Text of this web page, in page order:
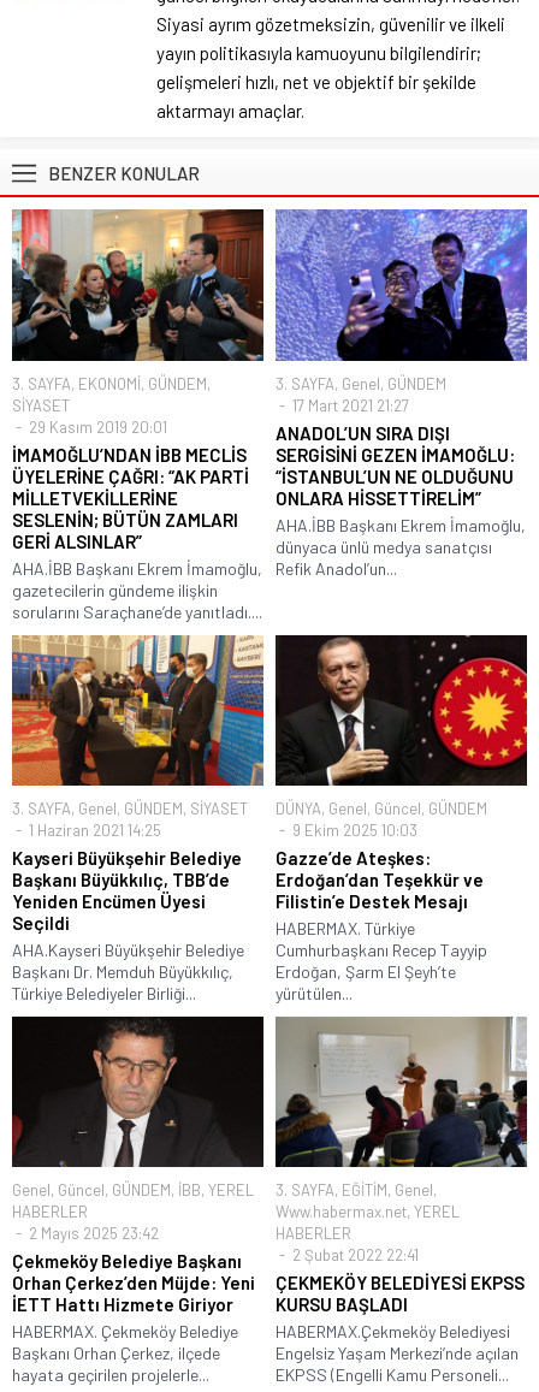
Siyasi ayrım gözetmeksizin, güvenilir ve ilkeli
yayın politikasıyla kamuoyunu bilgilendirir;
gelişmeleri hızlı, net ve objektif bir şekilde
aktarmayı amaçlar.
BENZER KONULAR
3. SAYFA, EKONOMİ, GÜNDEM,
SİYASET
29 Kasım 2019 20:01
İMAMOĞLU’NDAN İBB MECLİS
ÜYELERİNE ÇAĞRI: “AK PARTİ
MİLLETVEKİLLERİNE
SESLENİN; BÜTÜN ZAMLARI
GERİ ALSINLAR”
AHA.İBB Başkanı Ekrem İmamoğlu,
gazetecilerin gündeme ilişkin
sorularını Saraçhane’de yanıtladı....
3. SAYFA, Genel, GÜNDEM
17 Mart 2021 21:27
ANADOL’UN SIRA DIŞI
SERGİSİNİ GEZEN İMAMOĞLU:
“İSTANBUL’UN NE OLDUĞUNU
ONLARA HİSSETTİRELİM”
AHA.İBB Başkanı Ekrem İmamoğlu,
dünyaca ünlü medya sanatçısı
Refik Anadol’un...
3. SAYFA, Genel, GÜNDEM, SİYASET
1 Haziran 2021 14:25
Kayseri Büyükşehir Belediye
Başkanı Büyükkılıç, TBB’de
Yeniden Encümen Üyesi
Seçildi
AHA.Kayseri Büyükşehir Belediye
Başkanı Dr. Memduh Büyükkılıç,
Türkiye Belediyeler Birliği...
DÜNYA, Genel, Güncel, GÜNDEM
9 Ekim 2025 10:03
Gazze’de Ateşkes:
Erdoğan’dan Teşekkür ve
Filistin’e Destek Mesajı
HABERMAX. Türkiye
Cumhurbaşkanı Recep Tayyip
Erdoğan, Şarm El Şeyh’te
yürütülen...
Genel, Güncel, GÜNDEM, İBB, YEREL
HABERLER
2 Mayıs 2025 23:42
Çekmeköy Belediye Başkanı
Orhan Çerkez’den Müjde: Yeni
İETT Hattı Hizmete Giriyor
HABERMAX. Çekmeköy Belediye
Başkanı Orhan Çerkez, ilçede
hayata geçirilen projelerle...
3. SAYFA, EĞİTİM, Genel,
Www.habermax.net, YEREL
HABERLER
2 Şubat 2022 22:41
ÇEKMEKÖY BELEDİYESİ EKPSS
KURSU BAŞLADI
HABERMAX.Çekmeköy Belediyesi
Engelsiz Yaşam Merkezi’nde açılan
EKPSS (Engelli Kamu Personeli...